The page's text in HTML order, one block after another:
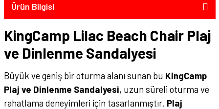
Ürün Bilgisi
KingCamp Lilac Beach Chair Plaj
ve Dinlenme Sandalyesi
Büyük ve geniş bir oturma alanı sunan bu KingCamp
Plaj ve Dinlenme Sandalyesi, uzun süreli oturma ve
rahatlama deneyimleri için tasarlanmıştır. Plaj